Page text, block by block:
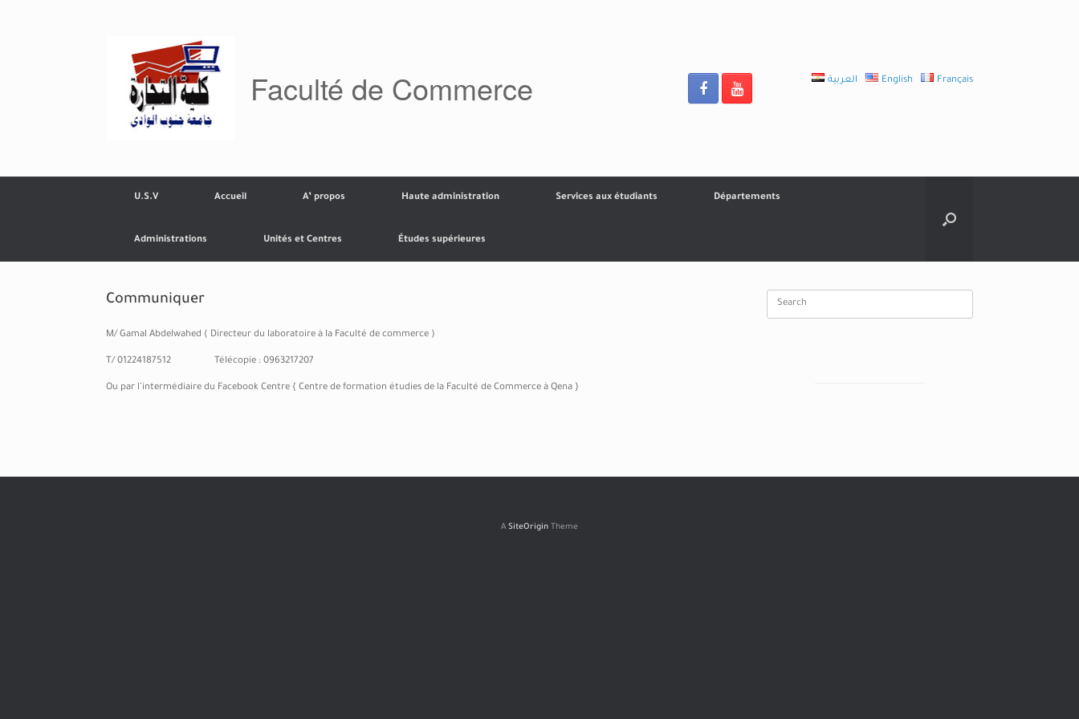
Faculté de Commerce العربية English Français
U.S.V Accueil A’ propos Haute administration Services aux étudiants Départements
Administrations Unités et Centres Études supérieures
Communiquer
M/ Gamal Abdelwahed ( Directeur du laboratoire à la Faculté de commerce )
T/ 01224187512 Télécopie : 0963217207
Ou par l’intermédiaire du Facebook Centre { Centre de formation étudies de la Faculté de Commerce à Qena }
Search
A SiteOrigin Theme